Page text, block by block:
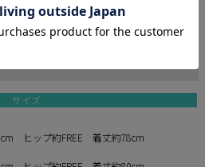
込 ¥20,680税込 ¥25,080税込 ¥6,900
サイズ
ヒップ約FREE 着丈約78cm